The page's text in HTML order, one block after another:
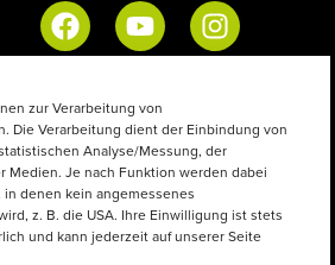
zur Verarbeitung von
Die Verarbeitung dient der Einbindung von
Analyse/Messung, der
Je nach Funktion werden dabei
denen kein angemessenes
z. B. die USA. Ihre Einwilligung ist stets
und kann jederzeit auf unserer Seite